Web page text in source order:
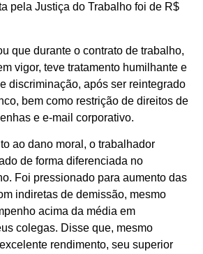
pela Justiça do Trabalho foi de R$
que durante o contrato de trabalho,
vigor, teve tratamento humilhante e
discriminação, após ser reintegrado
bem como restrição de direitos de
e e-mail corporativo.
ao dano moral, o trabalhador
de forma diferenciada no
Foi pressionado para aumento das
indiretas de demissão, mesmo
acima da média em
colegas. Disse que, mesmo
rendimento, seu superior